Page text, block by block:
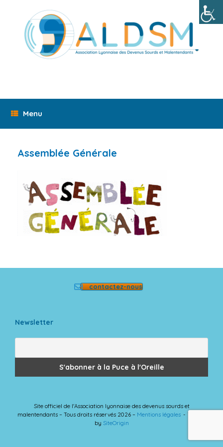
Menu
Assemblée Générale
contactez-nous
Newsletter
Site officiel de l'Association lyonnaise des devenus sourds et
malentendants – Tous droits réservés 2026 – Mentions légales
Theme
by SiteOrigin